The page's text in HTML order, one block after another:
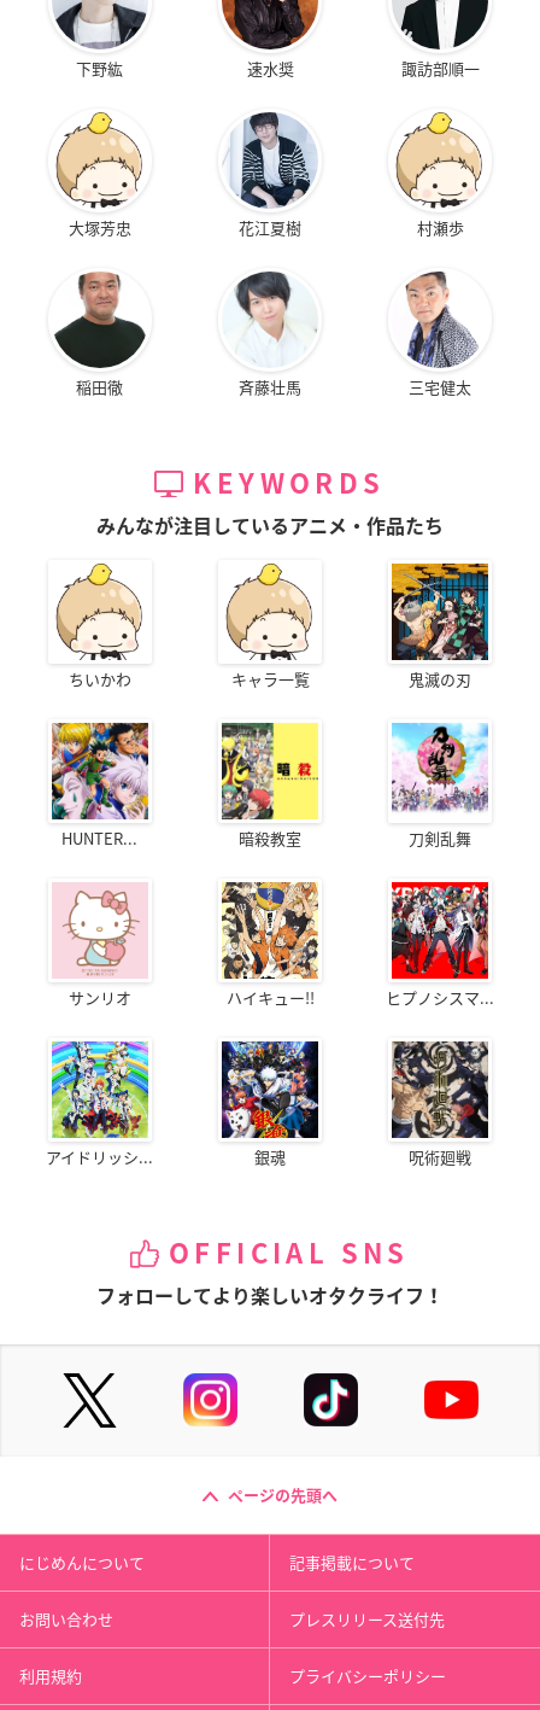
下野紘 速水奨 諏訪部順一
大塚芳忠 花江夏樹 村瀬歩
稲田徹 斉藤壮馬 三宅健太
KEYWORDS
みんなが注目しているアニメ・作品たち
ちいかわ キャラ一覧 鬼滅の刃
HUNTER... 暗殺教室 刀剣乱舞
サンリオ ハイキュー!! ヒプノシスマ...
アイドリッシ... 銀魂 呪術廻戦
OFFICIAL SNS
フォローしてより楽しいオタクライフ！
ページの先頭へ
にじめんについて 記事掲載について
お問い合わせ プレスリリース送付先
利用規約 プライバシーポリシー